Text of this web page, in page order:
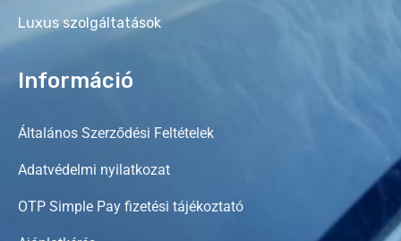
Luxus szolgáltatások
Információ
Általános Szerződési Feltételek
Adatvédelmi nyilatkozat
OTP Simple Pay fizetési tájékoztató